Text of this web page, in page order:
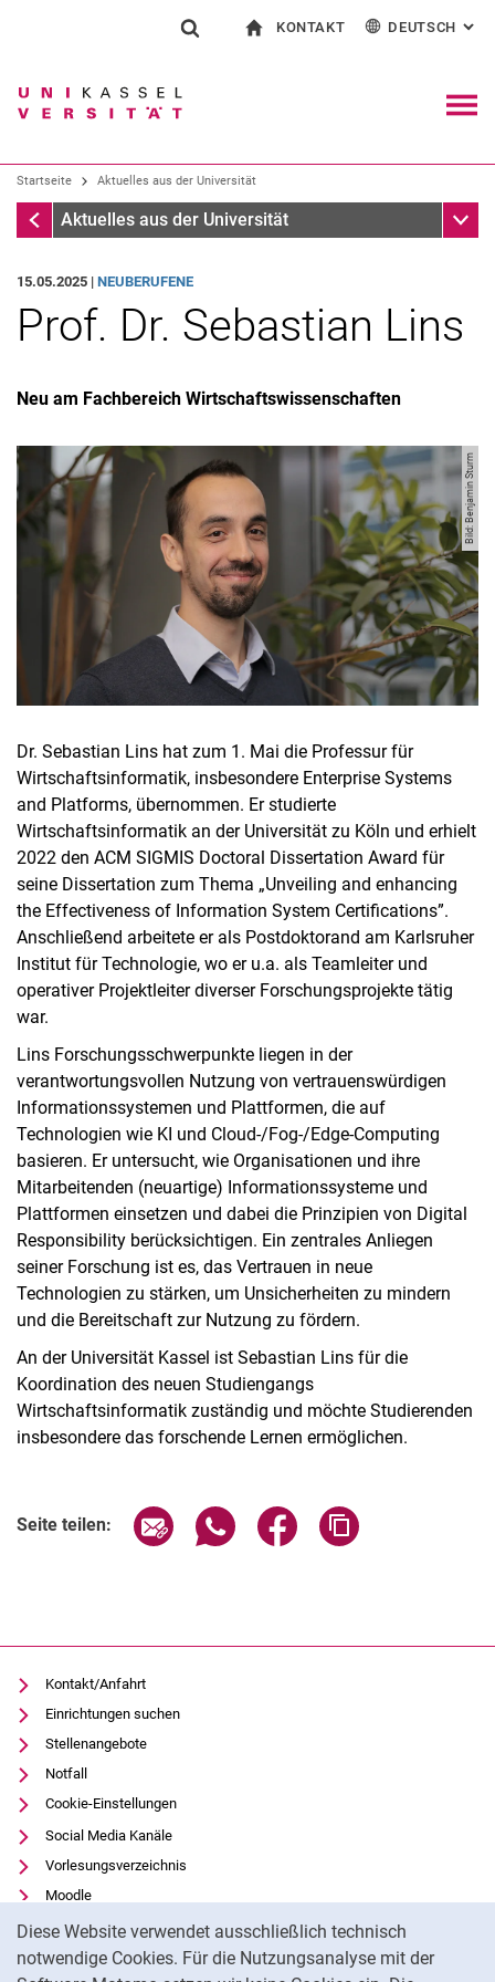
Diese Website verwendet ausschließlich technisch
notwendige Cookies. Für die Nutzungsanalyse mit der
Springe direkt zu: Inhalt
Springe direkt zu: Suche
Springe direkt zu:
Suchen (öffnet externen Link in einem
KONTAKT
Kontakt für Presse und Öffentlichkeit
Einrichtungen suchen
DEUTSCH :
Startseite Aktuelles aus der Universität
Startseite
Aktuelles aus der Universität
15.05.2025 | NEUBERUFENE
Prof. Dr. Sebastian Lins
Neu am Fachbereich Wirtschaftswissenschaften
Bild: Benjamin Sturm
Dr. Sebastian Lins hat zum 1. Mai die Professur für
Wirtschaftsinformatik, insbesondere Enterprise Systems
and Platforms, übernommen. Er studierte
Wirtschaftsinformatik an der Universität zu Köln und erhielt
2022 den ACM SIGMIS Doctoral Dissertation Award für
seine Dissertation zum Thema „Unveiling and enhancing
the Effectiveness of Information System Certifications”.
Anschließend arbeitete er als Postdoktorand am Karlsruher
Institut für Technologie, wo er u.a. als Teamleiter und
operativer Projektleiter diverser Forschungsprojekte tätig
war.
Lins Forschungsschwerpunkte liegen in der
verantwortungsvollen Nutzung von vertrauenswürdigen
Informationssystemen und Plattformen, die auf
Technologien wie KI und Cloud-/Fog-/Edge-Computing
basieren. Er untersucht, wie Organisationen und ihre
Mitarbeitenden (neuartige) Informationssysteme und
Plattformen einsetzen und dabei die Prinzipien von Digital
Responsibility berücksichtigen. Ein zentrales Anliegen
seiner Forschung ist es, das Vertrauen in neue
Technologien zu stärken, um Unsicherheiten zu mindern
und die Bereitschaft zur Nutzung zu fördern.
An der Universität Kassel ist Sebastian Lins für die
Koordination des neuen Studiengangs
Wirtschaftsinformatik zuständig und möchte Studierenden
insbesondere das forschende Lernen ermöglichen.
Seite teilen: Seite über E-Mail teilen
Seite über WhatsApp teilen
Seite über Facebook
Kontakt/Anfahrt
Einrichtungen suchen
Stellenangebote
Notfall
Cookie-Einstellungen
Social Media Kanäle
Vorlesungsverzeichnis
Moodle
Panopto
Universitätsbibliothek